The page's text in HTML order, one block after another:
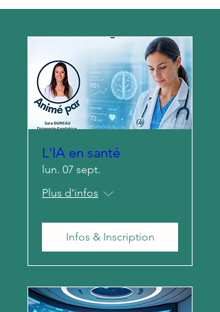
L'IA en santé
lun. 07 sept.
Plus d'infos
Infos & Inscription